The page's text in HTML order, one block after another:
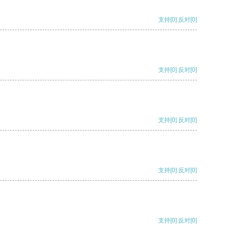
支持[0] 反对[0]
支持[0] 反对[0]
支持[0] 反对[0]
支持[0] 反对[0]
支持[0] 反对[0]